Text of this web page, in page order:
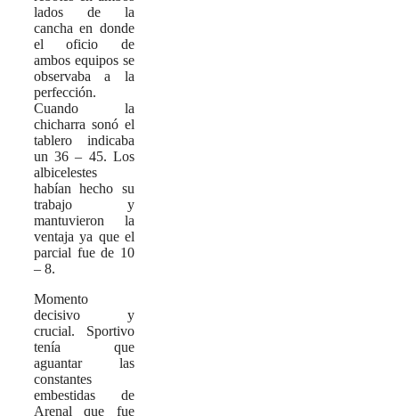
lados de la
cancha en donde
el oficio de
ambos equipos se
observaba a la
perfección.
Cuando la
chicharra sonó el
tablero indicaba
un 36 – 45. Los
albicelestes
habían hecho su
trabajo y
mantuvieron la
ventaja ya que el
parcial fue de 10
– 8.
Momento
decisivo y
crucial. Sportivo
tenía que
aguantar las
constantes
embestidas de
Arenal que fue